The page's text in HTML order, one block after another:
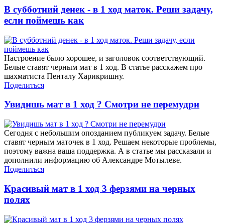
В субботний денек - в 1 ход маток. Реши задачу,
если поймешь как
Настроение было хорошее, и заголовок соответствующий.
Белые ставят черным мат в 1 ход. В статье расскажем про
шахматиста Пенталу Харикришну.
Поделиться
Увидишь мат в 1 ход ? Смотри не перемудри
Сегодня с небольшим опозданием публикуем задачу. Белые
ставят черным маточек в 1 ход. Решаем некоторые проблемы,
поэтому важна ваша поддержка. А в статье мы рассказали и
дополнили информацию об Александре Мотылеве.
Поделиться
Красивый мат в 1 ход 3 ферзями на черных
полях